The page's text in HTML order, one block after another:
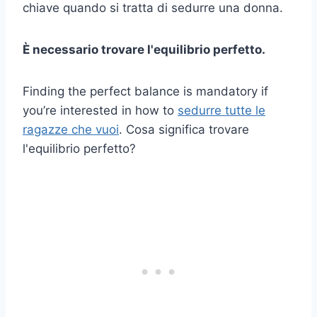
chiave quando si tratta di sedurre una donna.
È necessario trovare l'equilibrio perfetto.
Finding the perfect balance is mandatory if
you’re interested in how to sedurre tutte le
ragazze che vuoi. Cosa significa trovare
l'equilibrio perfetto?